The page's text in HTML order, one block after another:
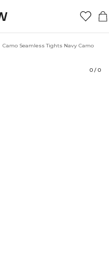
Camo Seamless Tights Navy Camo
0 / 0